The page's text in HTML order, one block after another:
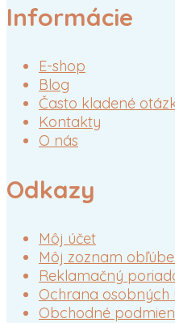
Informácie
E-shop
Blog
Často kladené
Kontakty
O nás
Odkazy
Môj účet
Môj zoznam
Reklamačný
Ochrana osobných
Obchodné